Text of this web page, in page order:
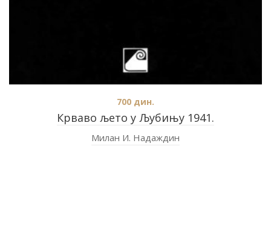
Крваво љето у Љубињу 1941.
700 дин.
Милан И. Надаждин